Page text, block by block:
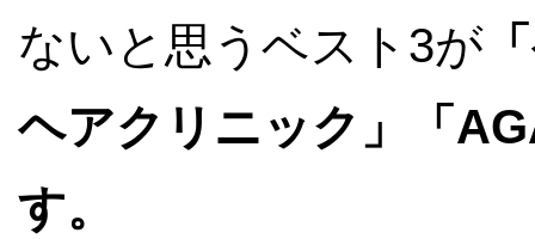
ないと思うベスト3が
ヘアクリニック」「
す。